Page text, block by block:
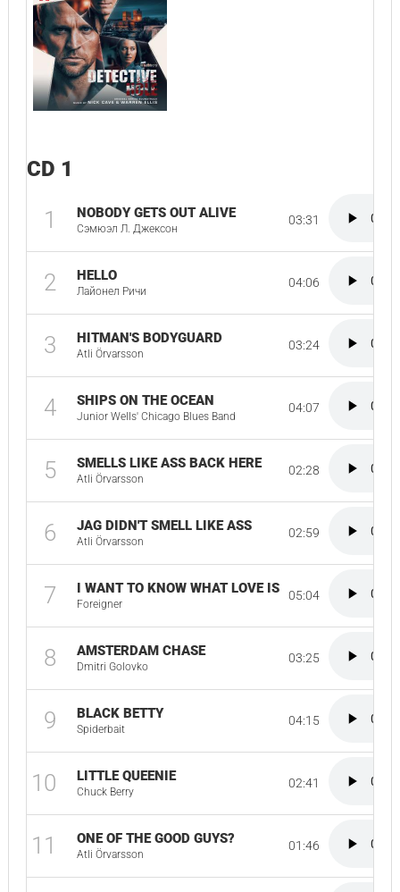
CD 1
1 NOBODY GETS OUT ALIVE
Сэмюэл Л. Джексон
03:31
2 HELLO
Лайонел Ричи
04:06
3 HITMAN'S BODYGUARD
Atli Örvarsson
03:24
4 SHIPS ON THE OCEAN
Junior Wells' Chicago Blues Band
04:07
5 SMELLS LIKE ASS BACK HERE
Atli Örvarsson
02:28
6 JAG DIDN'T SMELL LIKE ASS
Atli Örvarsson
02:59
7 I WANT TO KNOW WHAT LOVE IS
Foreigner
05:04
8 AMSTERDAM CHASE
Dmitri Golovko
03:25
9 BLACK BETTY
Spiderbait
04:15
10 LITTLE QUEENIE
Chuck Berry
02:41
11 ONE OF THE GOOD GUYS?
Atli Örvarsson
01:46